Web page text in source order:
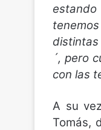
estando
´, pero
con las
A su
Tomás,